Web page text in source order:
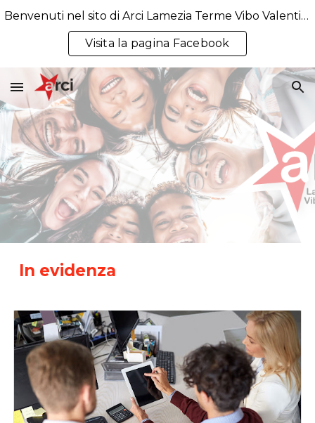
Benvenuti nel sito di Arci Lamezia Terme Vibo Valentia APS
Visita la pagina Facebook
In evidenza